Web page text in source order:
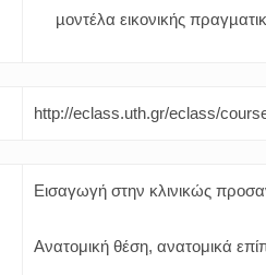
µοντέλα εικονικής
http://eclass.uth.gr/eclass/
Εισαγωγή στην κλινικώς
Ανατομική θέση, ανατομικά